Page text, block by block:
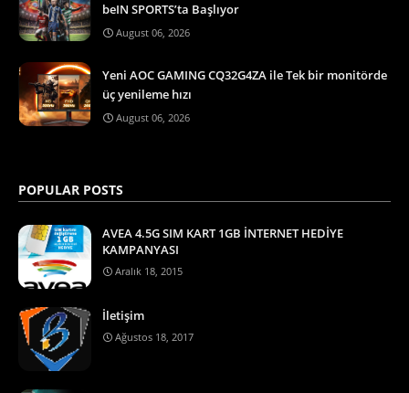
beIN SPORTS’ta Başlıyor
August 06, 2026
Yeni AOC GAMING CQ32G4ZA ile Tek bir monitörde
üç yenileme hızı
August 06, 2026
POPULAR POSTS
AVEA 4.5G SIM KART 1GB İNTERNET HEDİYE
KAMPANYASI
Aralık 18, 2015
İletişim
Ağustos 18, 2017